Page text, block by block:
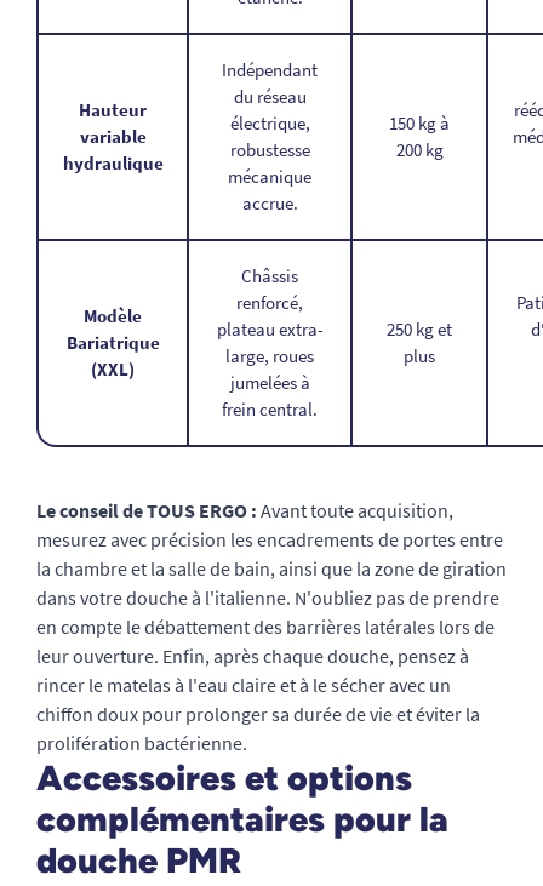
Hauteur
variable
hydraulique
Indépendant
du réseau
électrique,
robustesse
mécanique
accrue.
150 kg à
200 kg
Modèle
Bariatrique
(XXL)
Châssis
renforcé,
plateau extra-
large, roues
jumelées à
frein central.
250 kg et
plus
Le conseil de TOUS ERGO : Avant toute acquisition,
mesurez avec précision les encadrements de portes entre
la chambre et la salle de bain, ainsi que la zone de giration
dans votre douche à l'italienne. N'oubliez pas de prendre
en compte le débattement des barrières latérales lors de
leur ouverture. Enfin, après chaque douche, pensez à
rincer le matelas à l'eau claire et à le sécher avec un
chiffon doux pour prolonger sa durée de vie et éviter la
prolifération bactérienne.
Accessoires et options
complémentaires pour la
douche PMR